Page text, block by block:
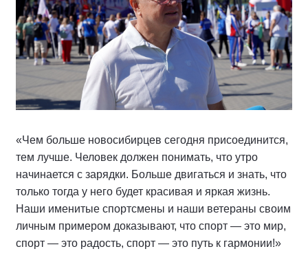
«Чем больше новосибирцев сегодня присоединится,
тем лучше. Человек должен понимать, что утро
начинается с зарядки. Больше двигаться и знать, что
только тогда у него будет красивая и яркая жизнь.
Наши именитые спортсмены и наши ветераны своим
личным примером доказывают, что спорт — это мир,
спорт — это радость, спорт — это путь к гармонии!»